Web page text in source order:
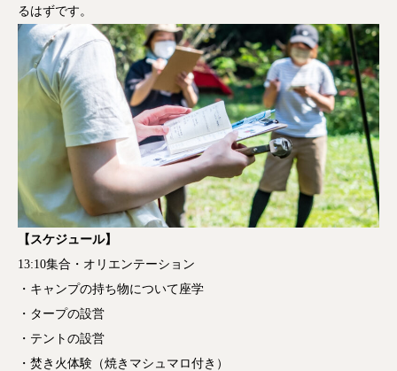
るはずです。
【スケジュール】
13:10集合・オリエンテーション
・キャンプの持ち物について座学
・タープの設営
・テントの設営
・焚き火体験（焼きマシュマロ付き）